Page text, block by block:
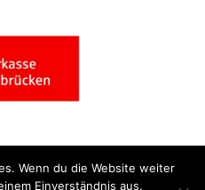
Wenn du die Website weiter
Einverständnis aus.